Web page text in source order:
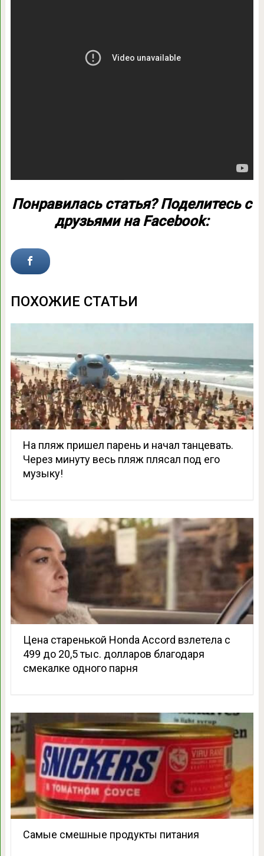
Понравилась статья? Поделитесь с
друзьями на Facebook:
ПОХОЖИЕ СТАТЬИ
На пляж пришел парень и начал танцевать.
Через минуту весь пляж плясал под его
музыку!
Цена старенькой Honda Accord взлетела с
499 до 20,5 тыс. долларов благодаря
смекалке одного парня
Самые смешные продукты питания